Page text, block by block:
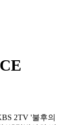
2TV '불후의